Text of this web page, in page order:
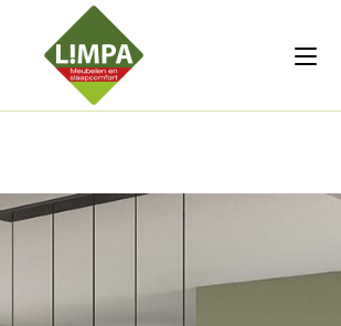
Regenschut
Fettsauren Dekemax Kapselmed
Netzfenste Insektensc